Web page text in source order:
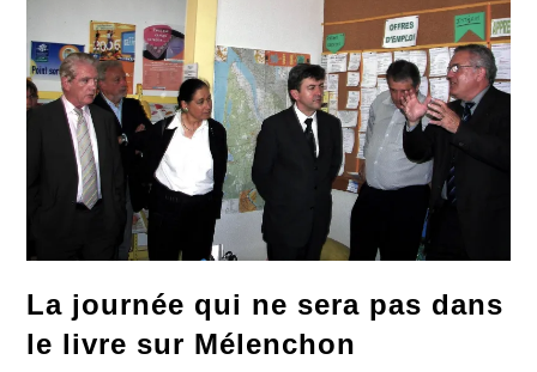
La journée qui ne sera pas dans
le livre sur Mélenchon